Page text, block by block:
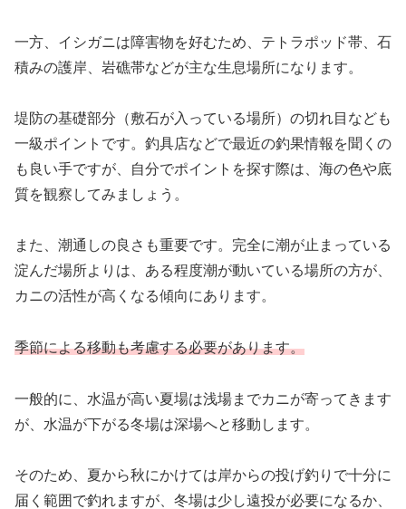
一方、イシガニは障害物を好むため、テトラポッド帯、石
積みの護岸、岩礁帯などが主な生息場所になります。
堤防の基礎部分（敷石が入っている場所）の切れ目なども
一級ポイントです。釣具店などで最近の釣果情報を聞くの
も良い手ですが、自分でポイントを探す際は、海の色や底
質を観察してみましょう。
また、潮通しの良さも重要です。完全に潮が止まっている
淀んだ場所よりは、ある程度潮が動いている場所の方が、
カニの活性が高くなる傾向にあります。
季節による移動も考慮する必要があります。
一般的に、水温が高い夏場は浅場までカニが寄ってきます
が、水温が下がる冬場は深場へと移動します。
そのため、夏から秋にかけては岸からの投げ釣りで十分に
届く範囲で釣れますが、冬場は少し遠投が必要になるか、